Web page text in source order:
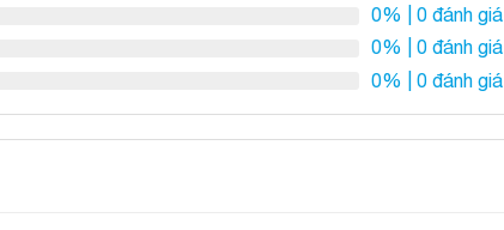
0% | 0 đánh giá
0% | 0 đánh giá
0% | 0 đánh giá